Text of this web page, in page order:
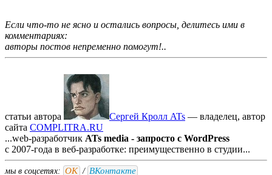
Если что-то не ясно и остались вопросы, делитесь ими в
комментариях:
авторы постов непременно помогут!..
статьи автора Сергей Кролл ATs — владелец, автор
cайта COMPLITRA.RU
...web-разработчик ATs media - запросто с WordPress
с 2007-года в веб-разработке: преимущественно в студии...
мы в соцсетях: ОК / ВКонтакте